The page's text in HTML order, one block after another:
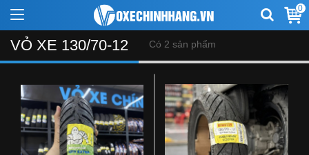
0
VỎ XE 130/70-12 Có 2 sản phẩm